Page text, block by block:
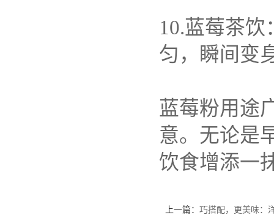
10.蓝莓茶饮
匀，瞬间变
蓝莓粉用途
意。无论是
饮食增添一
上一篇： 巧搭配，更美味：